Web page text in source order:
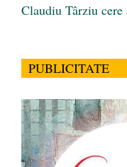
Claudiu Târziu
PUBLICITATE